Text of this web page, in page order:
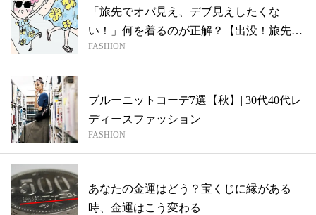
「旅先でオバ見え、デブ見えしたくな
い！」何を着るのが正解？【出没！旅先で
見かける...
FASHION
ブルーニットコーデ7選【秋】| 30代40代レ
ディースファッション
FASHION
あなたの金運はどう？宝くじに縁がある
時、金運はこう変わる